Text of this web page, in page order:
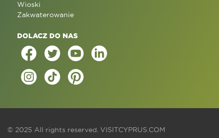
Wioski
Zakwaterowanie
DOLACZ DO NAS
© 2025 All rights reserved. VISITCYPRUS.COM